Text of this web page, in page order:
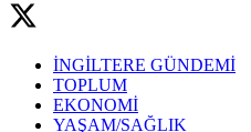
İNGİLTERE GÜNDEMİ
TOPLUM
EKONOMİ
YAŞAM/SAĞLIK